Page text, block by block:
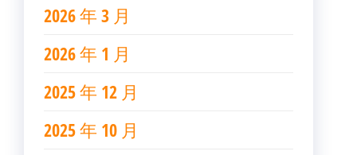
2026 年 3 月
2026 年 1 月
2025 年 12 月
2025 年 10 月